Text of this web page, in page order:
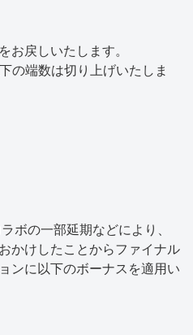
お戻しいたします。
の端数は切り上げいたしま
ボの一部延期などにより、
かけしたことからファイナル
ンに以下のボーナスを適用い